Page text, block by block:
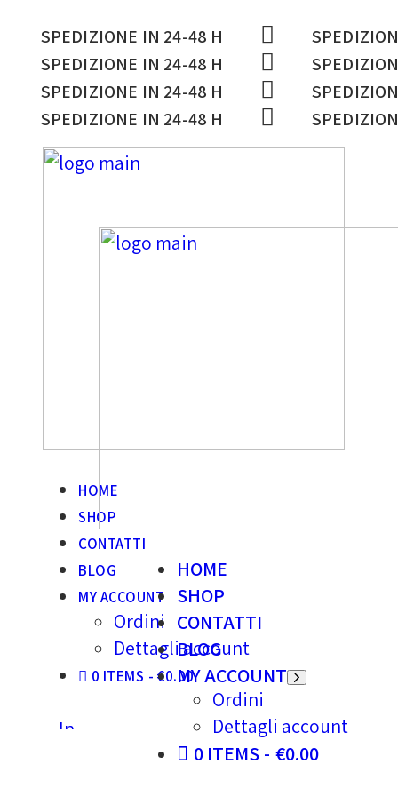
SPEDIZIONE IN 24-48 H
SPEDIZIONE IN 24-48 H
SPEDIZIONE IN 24-48 H
SPEDIZIONE IN 24-48 H
HOME
SHOP
CONTATTI
BLOG
MY ACCOUNT
Ordini
Dettagli account
0 ITEMS €0.00
HOME
SHOP
CONTATTI
BLOG
MY ACCOUNT
Ordini
Dettagli account
0 ITEMS
€0.00